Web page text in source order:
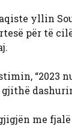
yllin
për të
“2023
me